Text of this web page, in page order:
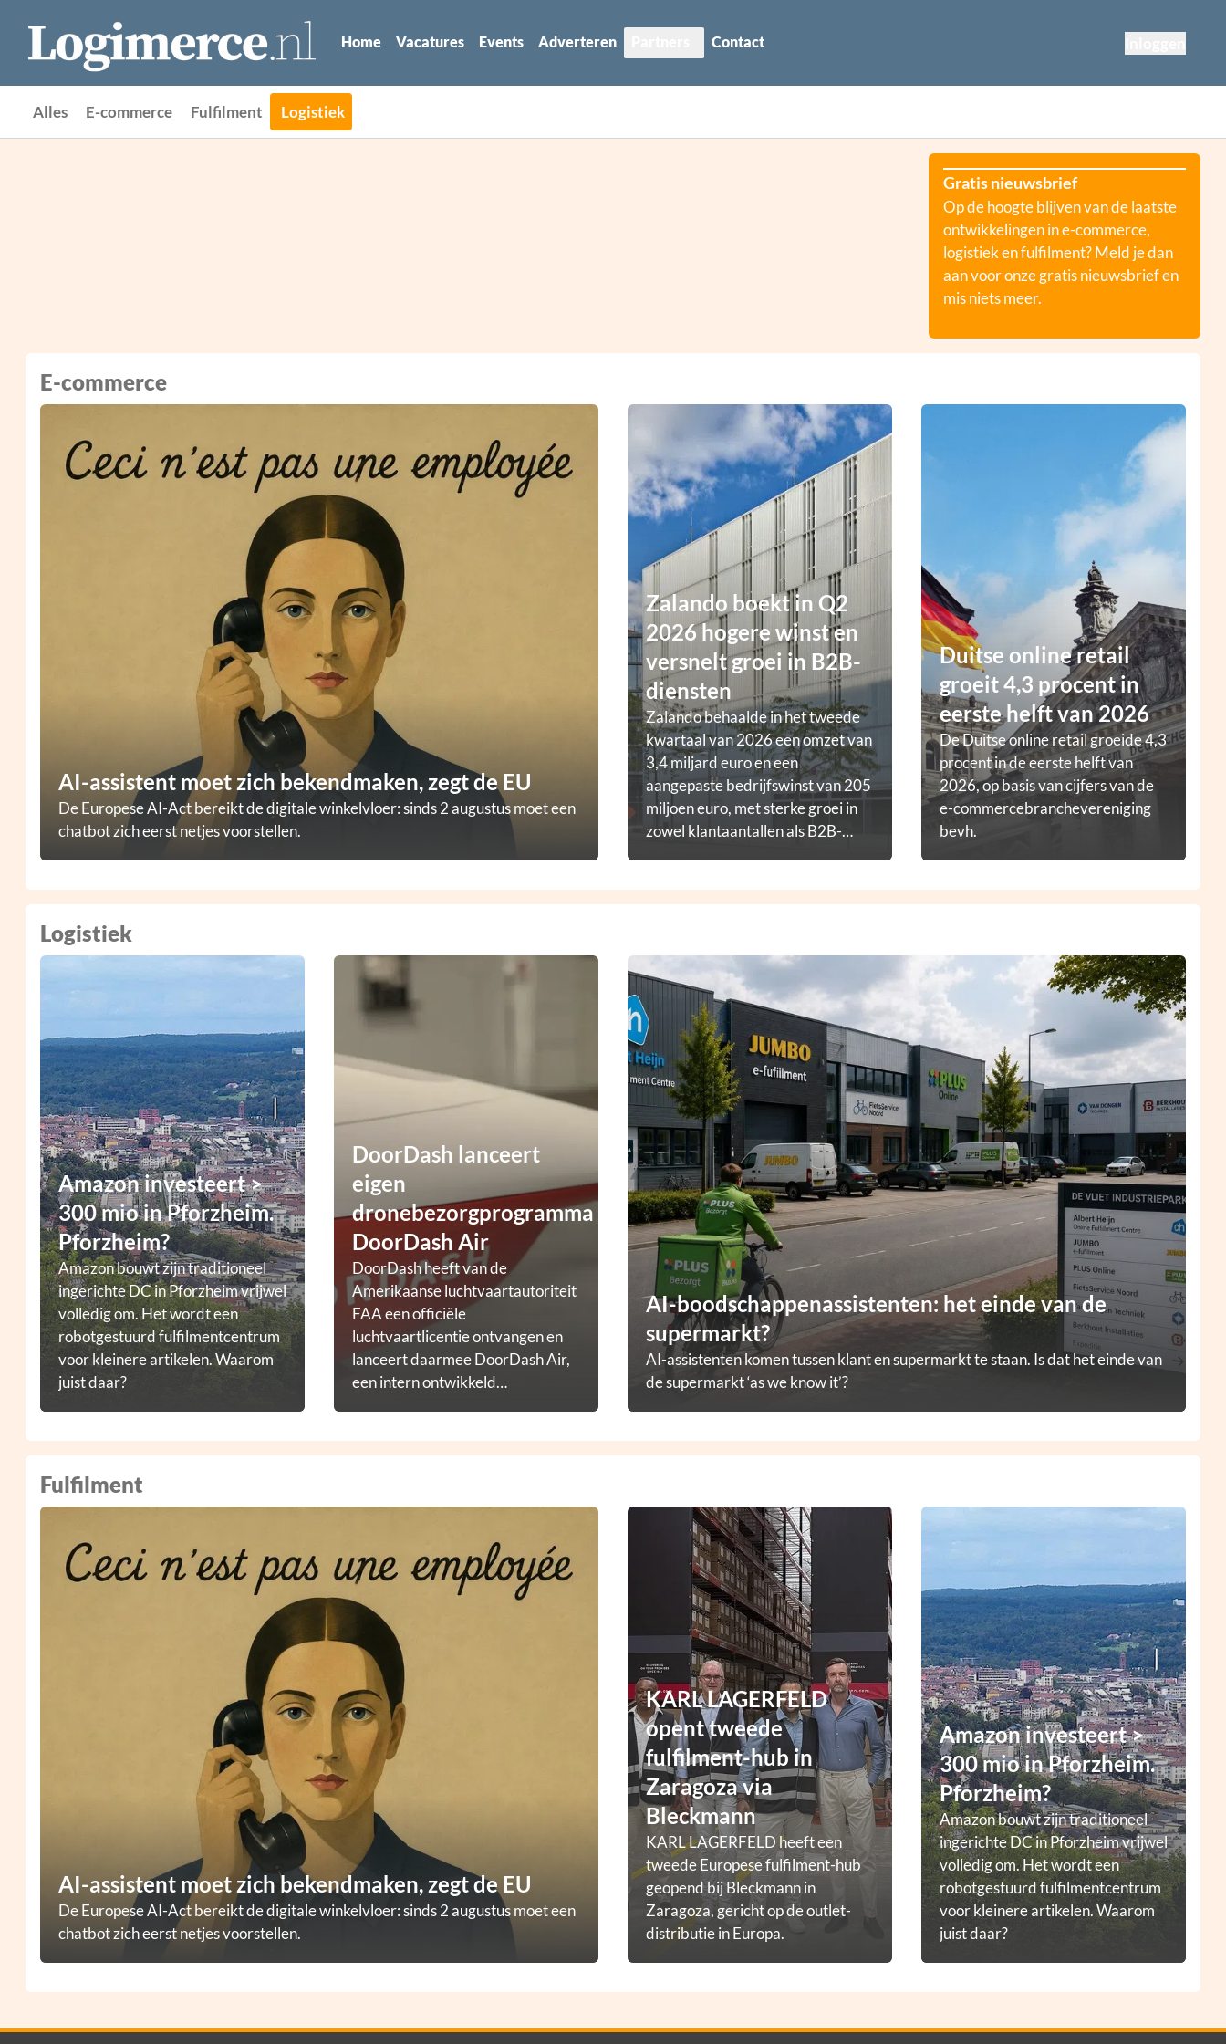
Home Vacatures Events Adverteren Contact
Alles E-commerce Fulfilment Logistiek
Gratis nieuwsbrief
Op de hoogte blijven van de laatste
ontwikkelingen in e-commerce,
logistiek en fulfilment? Meld je dan
aan voor onze gratis nieuwsbrief en
mis niets meer.
E-commerce
AI-assistent moet zich bekendmaken, zegt de EU
De Europese AI-Act bereikt de digitale winkelvloer: sinds 2 augustus moet een
chatbot zich eerst netjes voorstellen.
Zalando boekt in Q2
2026 hogere winst en
versnelt groei in B2B-
diensten
Zalando behaalde in het tweede
kwartaal van 2026 een omzet van
3,4 miljard euro en een
aangepaste bedrijfswinst van 205
miljoen euro, met sterke groei in
zowel klantaantallen als B2B-
Duitse online retail
groeit 4,3 procent in
eerste helft van 2026
De Duitse online retail groeide 4,3
procent in de eerste helft van
2026, op basis van cijfers van de
e-commercebranchevereniging
bevh.
Logistiek
AI-boodschappenassistenten: het einde van de
supermarkt?
AI-assistenten komen tussen klant en supermarkt te staan. Is dat het einde van
de supermarkt ‘as we know it’?
Amazon investeert >
300 mio in Pforzheim.
Pforzheim?
Amazon bouwt zijn traditioneel
ingerichte DC in Pforzheim vrijwel
volledig om. Het wordt een
robotgestuurd fulfilmentcentrum
voor kleinere artikelen. Waarom
juist daar?
DoorDash lanceert
eigen
dronebezorgprogramma
DoorDash Air
DoorDash heeft van de
Amerikaanse luchtvaartautoriteit
FAA een officiële
luchtvaartlicentie ontvangen en
lanceert daarmee DoorDash Air,
een intern ontwikkeld
Fulfilment
AI-assistent moet zich bekendmaken, zegt de EU
De Europese AI-Act bereikt de digitale winkelvloer: sinds 2 augustus moet een
chatbot zich eerst netjes voorstellen.
KARL LAGERFELD
opent tweede
fulfilment-hub in
Zaragoza via
Bleckmann
KARL LAGERFELD heeft een
tweede Europese fulfilment-hub
geopend bij Bleckmann in
Zaragoza, gericht op de outlet-
distributie in Europa.
Amazon investeert >
300 mio in Pforzheim.
Pforzheim?
Amazon bouwt zijn traditioneel
ingerichte DC in Pforzheim vrijwel
volledig om. Het wordt een
robotgestuurd fulfilmentcentrum
voor kleinere artikelen. Waarom
juist daar?